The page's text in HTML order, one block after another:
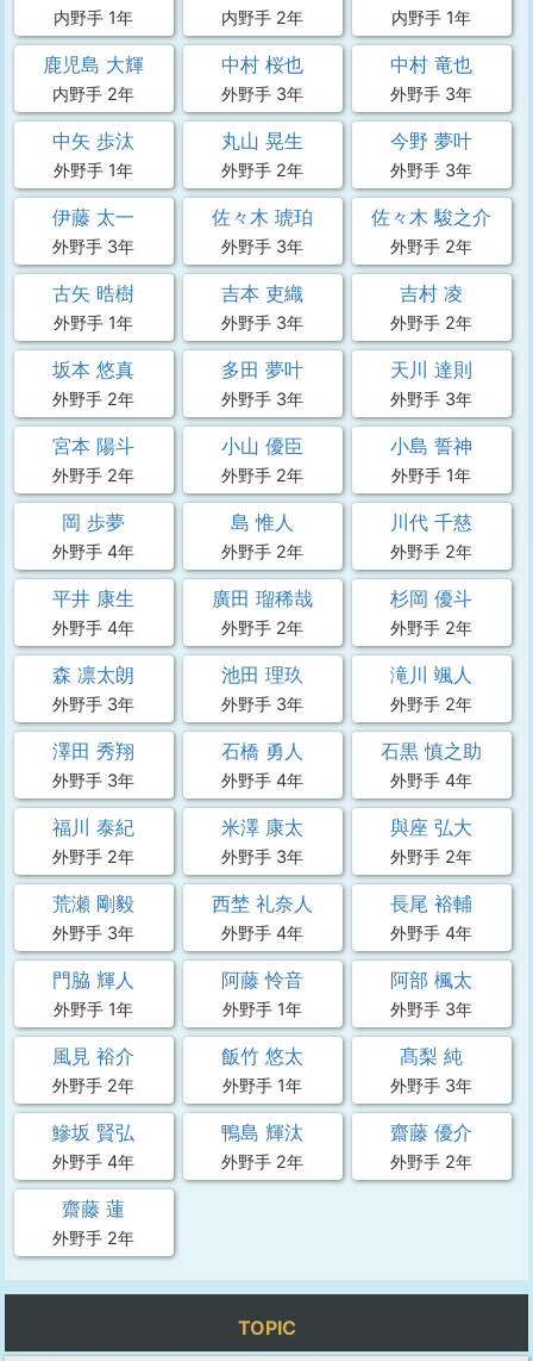
内野手 1年 内野手 2年 内野手 1年
鹿児島 大輝
内野手 2年
中村 桜也
外野手 3年
中村 竜也
外野手 3年
中矢 歩汰
外野手 1年
丸山 晃生
外野手 2年
今野 夢叶
外野手 3年
伊藤 太一
外野手 3年
佐々木 琥珀
外野手 3年
佐々木 駿之介
外野手 2年
古矢 晧樹
外野手 1年
吉本 吏織
外野手 3年
吉村 凌
外野手 2年
坂本 悠真
外野手 2年
多田 夢叶
外野手 3年
天川 達則
外野手 3年
宮本 陽斗
外野手 2年
小山 優臣
外野手 2年
小島 誓神
外野手 1年
岡 歩夢
外野手 4年
島 惟人
外野手 2年
川代 千慈
外野手 2年
平井 康生
外野手 4年
廣田 瑠稀哉
外野手 2年
杉岡 優斗
外野手 2年
森 凛太朗
外野手 3年
池田 理玖
外野手 3年
滝川 颯人
外野手 2年
澤田 秀翔
外野手 3年
石橋 勇人
外野手 4年
石黒 慎之助
外野手 4年
福川 泰紀
外野手 2年
米澤 康太
外野手 3年
與座 弘大
外野手 2年
荒瀬 剛毅
外野手 3年
西埜 礼奈人
外野手 4年
長尾 裕輔
外野手 4年
門脇 輝人
外野手 1年
阿藤 怜音
外野手 1年
阿部 楓太
外野手 3年
風見 裕介
外野手 2年
飯竹 悠太
外野手 1年
髙梨 純
外野手 3年
鰺坂 賢弘
外野手 4年
鴨島 輝汰
外野手 2年
齋藤 優介
外野手 2年
齋藤 蓮
外野手 2年
TOPIC